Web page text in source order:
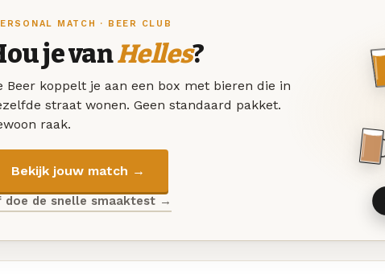
MATCH · BEER CLUB
je vanHelles?
Beer koppelt je aan een box met bieren die in
straat wonen. Geen standaard pakket.
raak.
Bekijk jouw match →
doe de snelle smaaktest →